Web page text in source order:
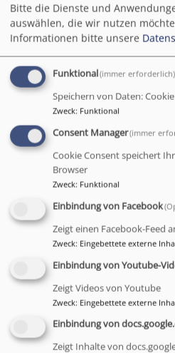
02.05.2023
feiert 1.
feiern und errichten ein
11 bis 17 Uhr in der
Bitte die Dienste und
auswählen, die wir nutzen
Informationen bitte unsere
Funktional(immer erforderlich)
Speichern von Daten:
Zweck: Funktional
Consent Manager(immer
Cookie Consent speichert
Browser
Zweck: Funktional
Einbindung von Facebook
Zeigt einen Facebook-Feed
Zweck: Eingebettete externe
Einbindung von Youtube-
Zeigt Videos von Youtube
Zweck: Eingebettete externe
Einbindung von
Zeigt Inhalte von